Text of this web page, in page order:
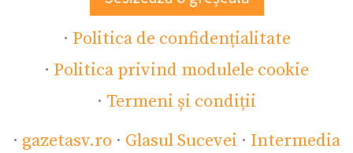
· Politica de confidențialitate
· Politica privind modulele cookie
· Termeni și condiții
· gazetasv.ro · Glasul Sucevei · Intermedia